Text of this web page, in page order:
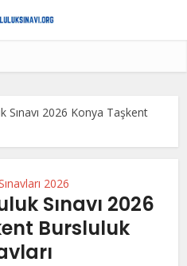
Sınavı 2026 Konya Taşkent
2026
Sınavı 2026
Bursluluk